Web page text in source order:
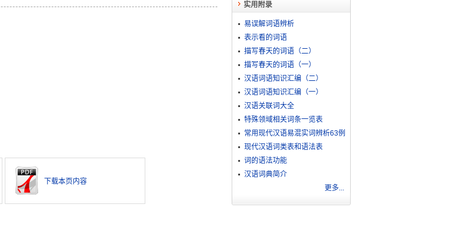
下载本页内容
实用附录
易误解词语辨析
表示看的词语
描写春天的词语（二）
描写春天的词语（一）
汉语词语知识汇编（二）
汉语词语知识汇编（一）
汉语关联词大全
特殊领域相关词条一览表
常用现代汉语易混实词辨析63例
现代汉语词类表和语法表
词的语法功能
汉语词典简介
更多...